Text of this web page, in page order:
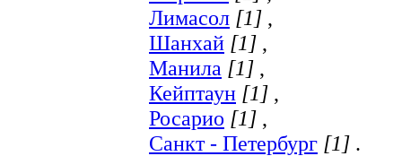
Лимасол [1] ,
Шанхай [1] ,
Манила [1] ,
Кейптаун [1] ,
Росарио [1] ,
Санкт - Петербург [1] .